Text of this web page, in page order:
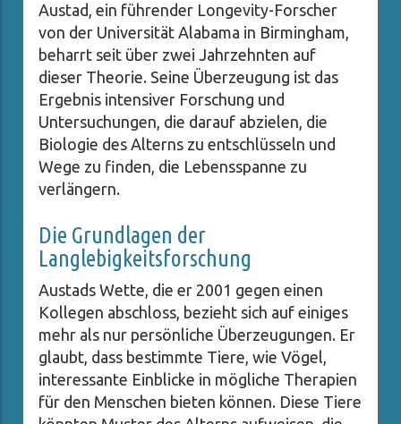
Austad, ein führender Longevity-Forscher
von der Universität Alabama in Birmingham,
beharrt seit über zwei Jahrzehnten auf
dieser Theorie. Seine Überzeugung ist das
Ergebnis intensiver Forschung und
Untersuchungen, die darauf abzielen, die
Biologie des Alterns zu entschlüsseln und
Wege zu finden, die Lebensspanne zu
verlängern.
Die Grundlagen der
Langlebigkeitsforschung
Austads Wette, die er 2001 gegen einen
Kollegen abschloss, bezieht sich auf einiges
mehr als nur persönliche Überzeugungen. Er
glaubt, dass bestimmte Tiere, wie Vögel,
interessante Einblicke in mögliche Therapien
für den Menschen bieten können. Diese Tiere